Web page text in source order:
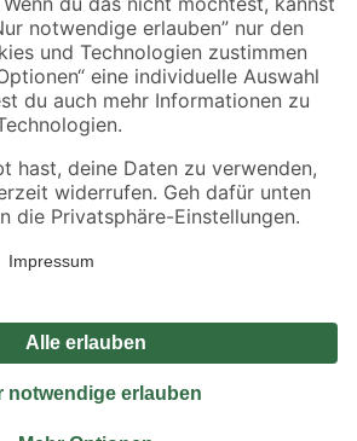
gesetzl. MwSt.. Die dargestellten Angebote sind unter
verfügbar. Die angegebenen Verfügbarkeiten beziehen
reicht.
gilt nicht für Artikel mit Speditionsversand, hier
Impressum
Widerrufsrecht
Vertrag widerrufen